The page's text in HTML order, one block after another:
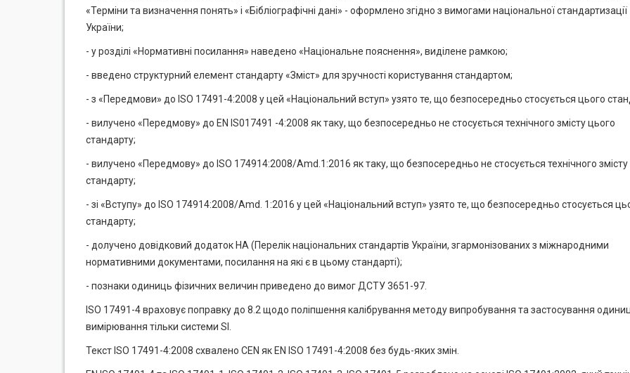
«Терміни та визначення понять» і «Бібліографічні дані» - оформлено згідно з вимогами національної стандартизації
України;
- у розділі «Нормативні посилання» наведено «Національне пояснення», виділене рамкою;
- введено структурний елемент стандарту «Зміст» для зручності користування стандартом;
- з «Передмови» до ISO 17491-4:2008 у цей «Національний вступ» узято те, що безпосередньо стосується цього
- вилучено «Передмову» до EN IS017491 -4:2008 як таку, що безпосередньо не стосується технічного змісту цього
стандарту;
- вилучено «Передмову» до ISO 174914:2008/Amd.1:2016 як таку, що безпосередньо не стосується технічного
стандарту;
- зі «Вступу» до ISO 174914:2008/Amd. 1:2016 у цей «Національний вступ» узято те, що безпосередньо стосується
стандарту;
- долучено довідковий додаток НА (Перелік національних стандартів України, згармонізованих з міжнародними
нормативними документами, посилання на які є в цьому стандарті);
- познаки одиниць фізичних величин приведено до вимог ДСТУ 3651-97.
ISO 17491-4 враховує поправку до 8.2 щодо поліпшення калібрування методу випробування та застосування
вимірювання тільки системи SI.
Текст ISO 17491-4:2008 схвалено CEN як EN ISO 17491-4:2008 без будь-яких змін.